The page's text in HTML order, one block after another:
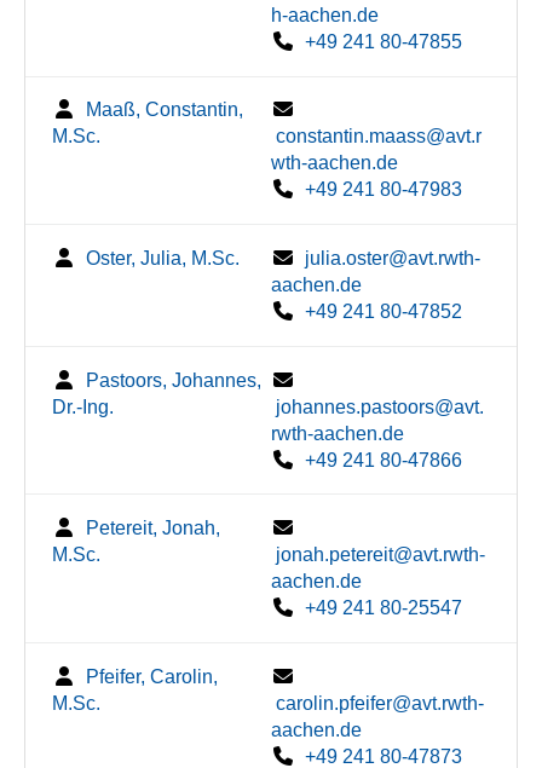
h-aachen.de
+49 241 80-47855
Maaß, Constantin,
M.Sc.
constantin.maass@avt.r
wth-aachen.de
+49 241 80-47983
Oster, Julia, M.Sc.
julia.oster@avt.rwth-
aachen.de
+49 241 80-47852
Pastoors, Johannes,
Dr.-Ing.
johannes.pastoors@avt.
rwth-aachen.de
+49 241 80-47866
Petereit, Jonah,
M.Sc.
jonah.petereit@avt.rwth-
aachen.de
+49 241 80-25547
Pfeifer, Carolin,
M.Sc.
carolin.pfeifer@avt.rwth-
aachen.de
+49 241 80-47873